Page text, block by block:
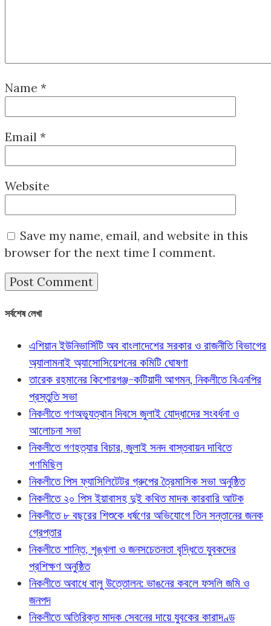
Name *
Email *
Website
Save my name, email, and website in this
browser for the next time I comment.
সর্বশেষ লেখা
এশিয়ান ইউনিভার্সিটি অব বাংলাদেশের সরকার ও রাজনীতি বিভাগের
অ্যালামনাই অ্যাসোসিয়েশনের কমিটি ঘোষণা
তারেক রহমানের কিশোরগঞ্জ-কটিয়াদী আগমন, নিকলীতে বিএনপির
প্রস্তুতি সভা
নিকলীতে গণঅভ্যুত্থান দিবসে জুলাই যোদ্ধাদের সংবর্ধনা ও
আলোচনা সভা
নিকলীতে গণহত্যার বিচার, জুলাই সনদ বাস্তবায়ন দাবিতে
গণমিছিল
নিকলীতে পিস ফ্যাসিলিটেটর গ্রুপের ত্রৈমাসিক সভা অনুষ্ঠিত
নিকলীতে ২০ পিস ইয়াবাসহ দুই কথিত মাদক কারবারি আটক
নিকলীতে ৮ বছরের শিশুকে ধর্ষণের অভিযোগে তিন সন্তানের জনক
গ্রেপ্তার
নিকলীতে শান্তি, শৃঙ্খলা ও জনসচেতনতা বৃদ্ধিতে যুবকদের
প্রশিক্ষণ অনুষ্ঠিত
নিকলীতে অবাধে বালু উত্তোলন: ভাঙনের কবলে ফসলি জমি ও
জনপদ
নিকলীতে অতিরিক্ত মাদক সেবনের দায়ে যুবকের কারাদণ্ড